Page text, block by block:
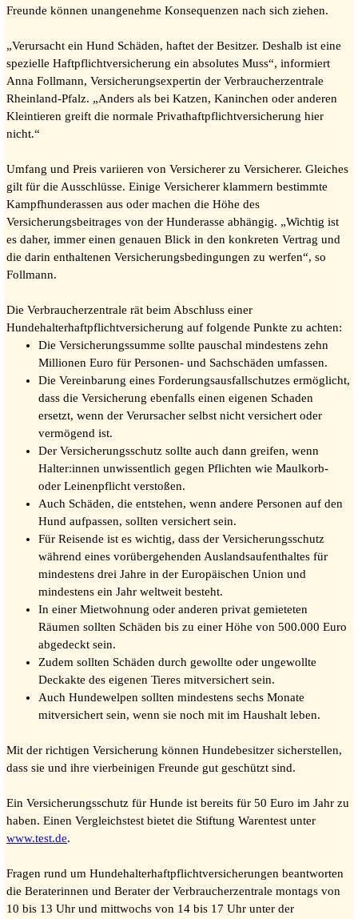
Freunde können unangenehme Konsequenzen nach sich ziehen.
„Verursacht ein Hund Schäden, haftet der Besitzer. Deshalb ist eine
spezielle Haftpflichtversicherung ein absolutes Muss“, informiert
Anna Follmann, Versicherungsexpertin der Verbraucherzentrale
Rheinland-Pfalz. „Anders als bei Katzen, Kaninchen oder anderen
Kleintieren greift die normale Privathaftpflichtversicherung hier
nicht.“
Umfang und Preis variieren von Versicherer zu Versicherer. Gleiches
gilt für die Ausschlüsse. Einige Versicherer klammern bestimmte
Kampfhunderassen aus oder machen die Höhe des
Versicherungsbeitrages von der Hunderasse abhängig. „Wichtig ist
es daher, immer einen genauen Blick in den konkreten Vertrag und
die darin enthaltenen Versicherungsbedingungen zu werfen“, so
Follmann.
Die Verbraucherzentrale rät beim Abschluss einer
Hundehalterhaftpflichtversicherung auf folgende Punkte zu achten:
Die Versicherungssumme sollte pauschal mindestens zehn
Millionen Euro für Personen- und Sachschäden umfassen.
Die Vereinbarung eines Forderungsausfallschutzes ermöglicht,
dass die Versicherung ebenfalls einen eigenen Schaden
ersetzt, wenn der Verursacher selbst nicht versichert oder
vermögend ist.
Der Versicherungsschutz sollte auch dann greifen, wenn
Halter:innen unwissentlich gegen Pflichten wie Maulkorb-
oder Leinenpflicht verstoßen.
Auch Schäden, die entstehen, wenn andere Personen auf den
Hund aufpassen, sollten versichert sein.
Für Reisende ist es wichtig, dass der Versicherungsschutz
während eines vorübergehenden Auslandsaufenthaltes für
mindestens drei Jahre in der Europäischen Union und
mindestens ein Jahr weltweit besteht.
In einer Mietwohnung oder anderen privat gemieteten
Räumen sollten Schäden bis zu einer Höhe von 500.000 Euro
abgedeckt sein.
Zudem sollten Schäden durch gewollte oder ungewollte
Deckakte des eigenen Tieres mitversichert sein.
Auch Hundewelpen sollten mindestens sechs Monate
mitversichert sein, wenn sie noch mit im Haushalt leben.
Mit der richtigen Versicherung können Hundebesitzer sicherstellen,
dass sie und ihre vierbeinigen Freunde gut geschützt sind.
Ein Versicherungsschutz für Hunde ist bereits für 50 Euro im Jahr zu
haben. Einen Vergleichstest bietet die Stiftung Warentest unter
www.test.de.
Fragen rund um Hundehalterhaftpflichtversicherungen beantworten
die Beraterinnen und Berater der Verbraucherzentrale montags von
10 bis 13 Uhr und mittwochs von 14 bis 17 Uhr unter der